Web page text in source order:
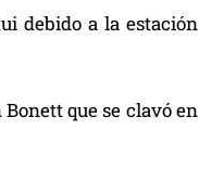
debido a la estación
que se clavó en